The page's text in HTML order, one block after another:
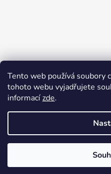
Tento web používá soubory
tohoto webu vyjadřujete
informacízde.
Sledovat na